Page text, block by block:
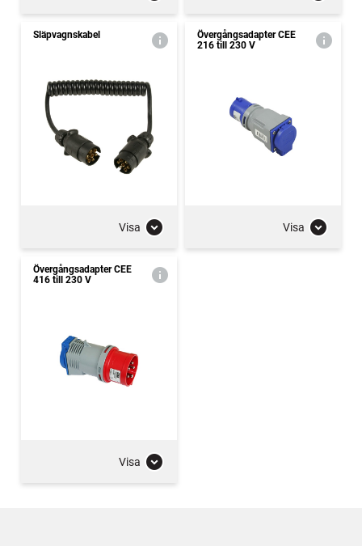
Släpvagnskabel
Visa
Övergångsadapter CEE
216 till 230 V
Visa
Övergångsadapter CEE
416 till 230 V
Visa